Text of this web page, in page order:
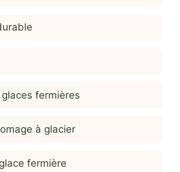
fermières
à glacier
fermière